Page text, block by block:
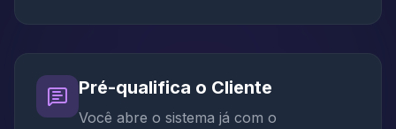
Pré-qualifica o Cliente
Você abre o sistema já com o